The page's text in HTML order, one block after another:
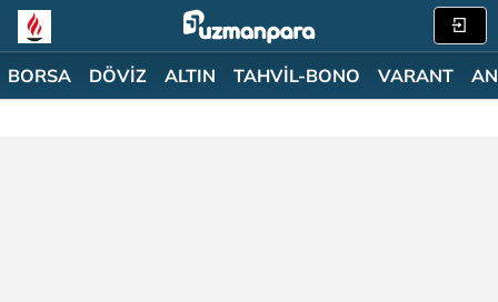
BORSA DÖVİZ ALTIN TAHVİL-BONO VARANT